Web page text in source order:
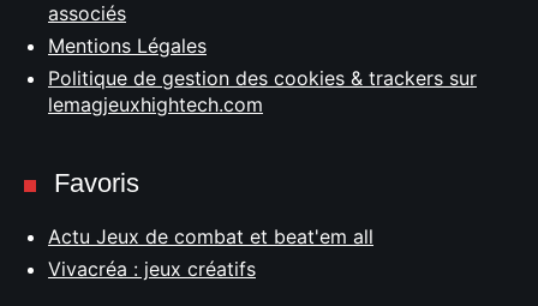
associés
Mentions Légales
Politique de gestion des cookies & trackers sur
lemagjeuxhightech.com
Favoris
Actu Jeux de combat et beat'em all
Vivacréa : jeux créatifs